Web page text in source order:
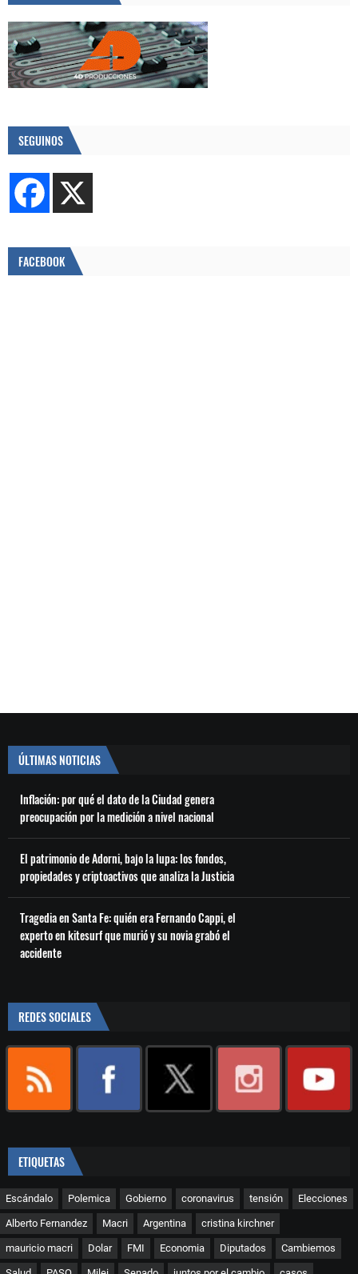
SEGUINOS
FACEBOOK
ÚLTIMAS NOTICIAS
Inflación: por qué el dato de la Ciudad genera
preocupación por la medición a nivel nacional
El patrimonio de Adorni, bajo la lupa: los fondos,
propiedades y criptoactivos que analiza la Justicia
Tragedia en Santa Fe: quién era Fernando Cappi, el
experto en kitesurf que murió y su novia grabó el
accidente
REDES SOCIALES
ETIQUETAS
Escándalo Polemica Gobierno coronavirus tensión Elecciones
Alberto Fernandez Macri Argentina cristina kirchner
mauricio macri Dolar FMI Economia Diputados Cambiemos